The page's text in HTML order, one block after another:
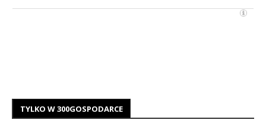
TYLKO W 300GOSPODARCE